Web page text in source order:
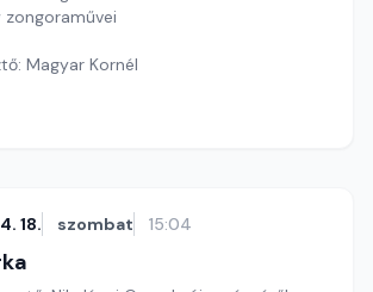
zongoraművei
Magyar Kornél
18. szombat 15:04